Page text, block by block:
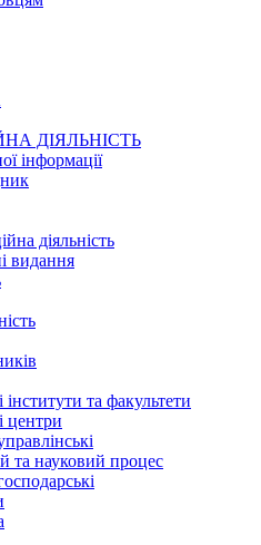
ДІЯЛЬНІСТЬ
інформації
діяльність
видання
та факультети
центри
та науковий процес